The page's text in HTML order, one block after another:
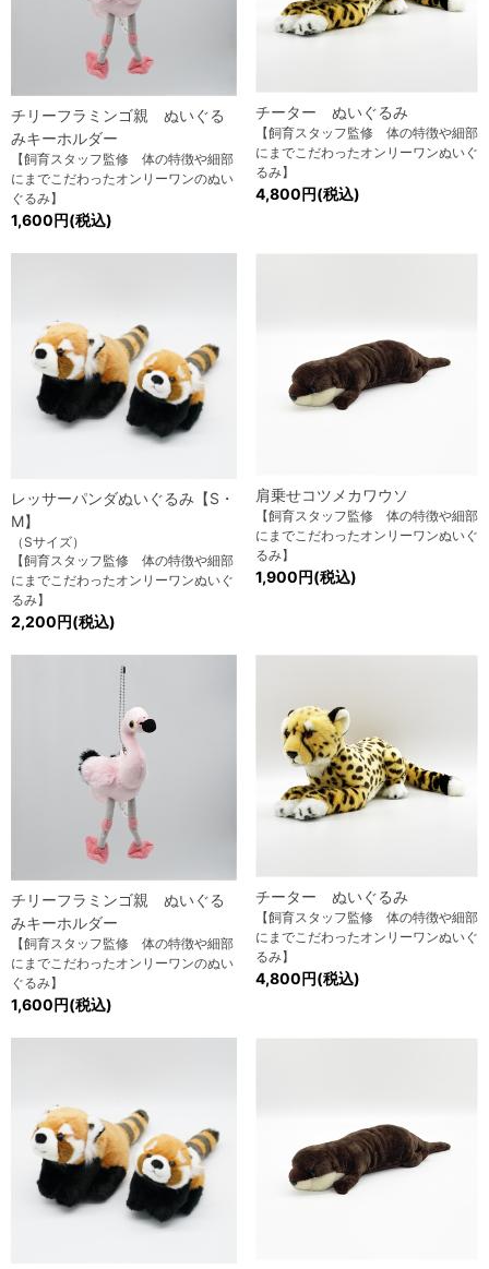
チリーフラミンゴ親 ぬいぐる
みキーホルダー
【飼育スタッフ監修 体の特徴や細部
にまでこだわったオンリーワンのぬい
ぐるみ】
1,600円(税込)
チーター ぬいぐるみ
【飼育スタッフ監修 体の特徴や細部
にまでこだわったオンリーワンぬいぐ
るみ】
4,800円(税込)
レッサーパンダぬいぐるみ【S・
M】
（Sサイズ）
【飼育スタッフ監修 体の特徴や細部
にまでこだわったオンリーワンぬいぐ
るみ】
2,200円(税込)
肩乗せコツメカワウソ
【飼育スタッフ監修 体の特徴や細部
にまでこだわったオンリーワンぬいぐ
るみ】
1,900円(税込)
チリーフラミンゴ親 ぬいぐる
みキーホルダー
【飼育スタッフ監修 体の特徴や細部
にまでこだわったオンリーワンのぬい
ぐるみ】
1,600円(税込)
チーター ぬいぐるみ
【飼育スタッフ監修 体の特徴や細部
にまでこだわったオンリーワンぬいぐ
るみ】
4,800円(税込)